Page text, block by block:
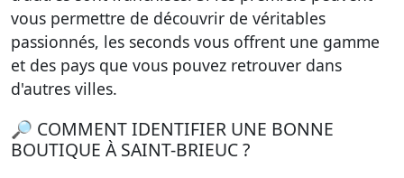
vous permettre de découvrir de véritables
passionnés, les seconds vous offrent une gamme
et des pays que vous pouvez retrouver dans
d'autres villes.
🔎 COMMENT IDENTIFIER UNE BONNE
BOUTIQUE À SAINT-BRIEUC ?